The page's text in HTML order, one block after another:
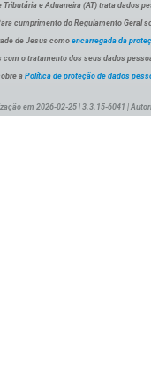
Tributária e Aduaneira (AT) trata dados
cumprimento do Regulamento Geral
de Jesus como encarregada da
com o tratamento dos seus dados
a Política de proteção de dados
em 2026-02-25 | 3.3.15-6041 |